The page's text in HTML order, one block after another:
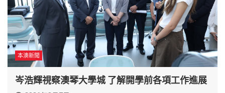
本澳新聞
岑浩輝視察澳琴大學城 了解開學前各項工作進展